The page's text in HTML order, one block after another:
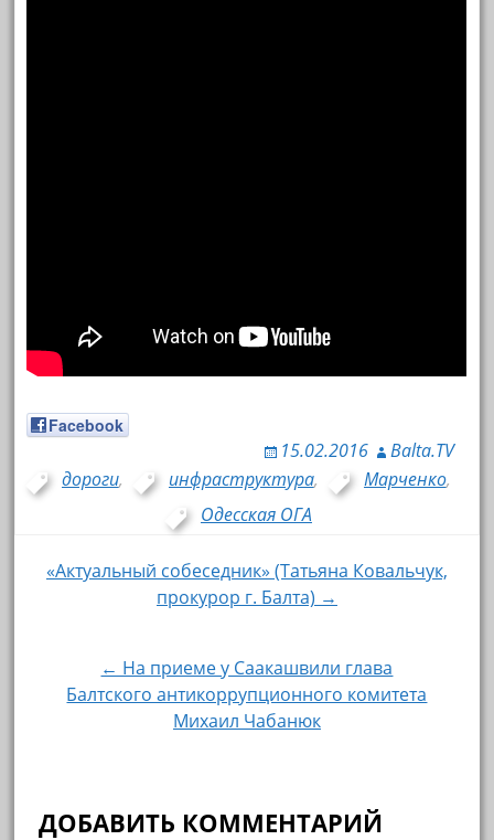
Facebook
15.02.2016
Balta.TV
дороги, инфраструктура, Марченко,
Одесская ОГА
Навигация по записям
«Актуальный собеседник» (Татьяна Ковальчук,
прокурор г. Балта) →
← На приеме у Саакашвили глава
Балтского антикоррупционного комитета
Михаил Чабанюк
ДОБАВИТЬ КОММЕНТАРИЙ